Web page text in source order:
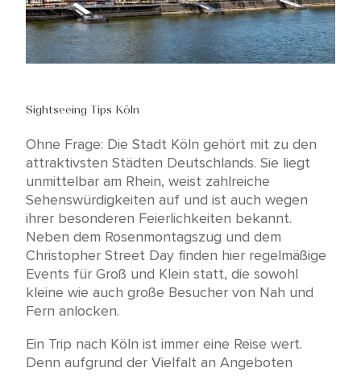
Sightseeing Tips Köln
Ohne Frage: Die Stadt Köln gehört mit zu den
attraktivsten Städten Deutschlands. Sie liegt
unmittelbar am Rhein, weist zahlreiche
Sehenswürdigkeiten auf und ist auch wegen
ihrer besonderen Feierlichkeiten bekannt.
Neben dem Rosenmontagszug und dem
Christopher Street Day finden hier regelmäßige
Events für Groß und Klein statt, die sowohl
kleine wie auch große Besucher von Nah und
Fern anlocken.
Ein Trip nach Köln ist immer eine Reise wert.
Denn aufgrund der Vielfalt an Angeboten